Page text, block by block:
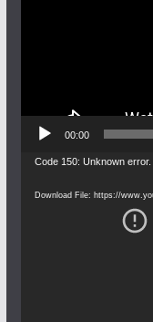
00:00
Video
Code 150: Unknown error.
Download File: https://